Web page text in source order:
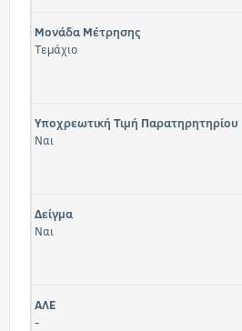
Μονάδα Μέτρησης
Τεμάχιο
Υποχρεωτική Τιμή Παρατηρητηρίου
Ναι
Δείγμα
Ναι
ΑΛΕ
-